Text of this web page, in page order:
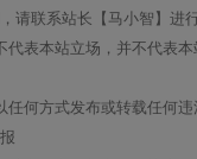
请联系站长【马小智】进
代表本站立场，并不代表
任何方式发布或转载任何